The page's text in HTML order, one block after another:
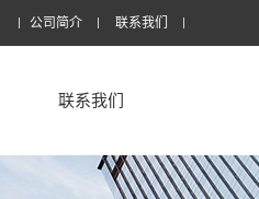
公司简介 联系我们
联系我们